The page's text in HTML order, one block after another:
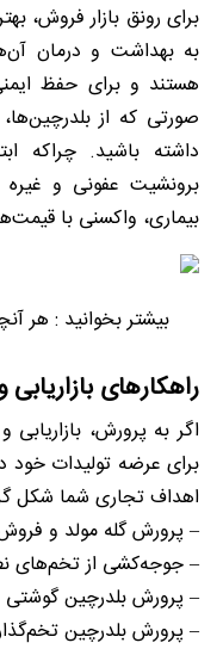
برای رونق بازار فروش،
به بهداشت و درمان
هستند و برای حفظ
صورتی که از
داشته ‌باشید. چراکه
برونشیت عفونی و غیره
بیماری، واکسنی با
بیشتر بخوانید : هر
راهکارهای
اگر به پرورش،
برای عرضه تولیدات خود
اهداف تجاری شما شکل
–پرورش گله مولد و
–جوجه‌کشی از تخم‌های
–پرورش بلدرچین
–پرورش بلدرچین